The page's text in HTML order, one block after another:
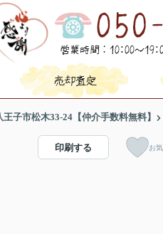
王子市松木33-24【仲介手数料無料】
印刷する お